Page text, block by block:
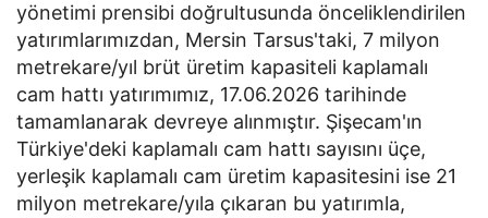
yönetimi prensibi doğrultusunda önceliklendirilen
yatırımlarımızdan, Mersin Tarsus'taki, 7 milyon
metrekare/yıl brüt üretim kapasiteli kaplamalı
cam hattı yatırımımız, 17.06.2026 tarihinde
tamamlanarak devreye alınmıştır. Şişecam'ın
Türkiye'deki kaplamalı cam hattı sayısını üçe,
yerleşik kaplamalı cam üretim kapasitesini ise 21
milyon metrekare/yıla çıkaran bu yatırımla,